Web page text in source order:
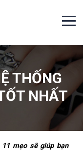
THỐNG
NHẤT
mẹo sẽ giúp bạn